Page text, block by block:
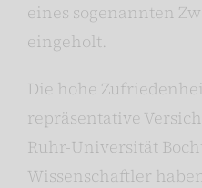
eines sogenannten
eingeholt.
Die hohe
repräsentative
Ruhr-Universität
Wissenschaftler